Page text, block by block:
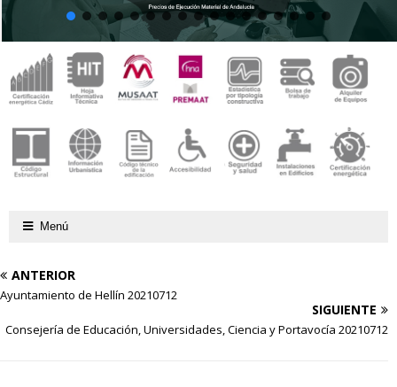
Menú
ANTERIOR
Ayuntamiento de Hellín 20210712
SIGUIENTE
Consejería de Educación, Universidades, Ciencia y Portavocía 20210712